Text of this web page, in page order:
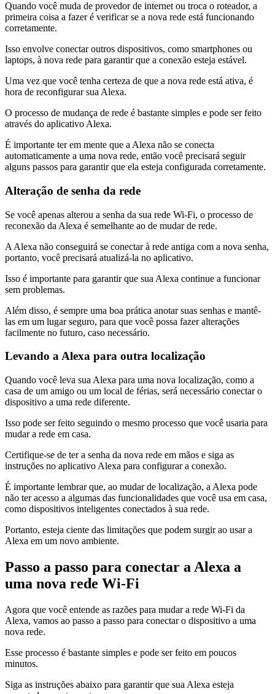
Quando você muda de provedor de internet ou troca o roteador, a
primeira coisa a fazer é verificar se a nova rede está funcionando
corretamente.
Isso envolve conectar outros dispositivos, como smartphones ou
laptops, à nova rede para garantir que a conexão esteja estável.
Uma vez que você tenha certeza de que a nova rede está ativa, é
hora de reconfigurar sua Alexa.
O processo de mudança de rede é bastante simples e pode ser feito
através do aplicativo Alexa.
É importante ter em mente que a Alexa não se conecta
automaticamente a uma nova rede, então você precisará seguir
alguns passos para garantir que ela esteja configurada corretamente.
Alteração de senha da rede
Se você apenas alterou a senha da sua rede Wi-Fi, o processo de
reconexão da Alexa é semelhante ao de mudar de rede.
A Alexa não conseguirá se conectar à rede antiga com a nova senha,
portanto, você precisará atualizá-la no aplicativo.
Isso é importante para garantir que sua Alexa continue a funcionar
sem problemas.
Além disso, é sempre uma boa prática anotar suas senhas e mantê-
las em um lugar seguro, para que você possa fazer alterações
facilmente no futuro, caso necessário.
Levando a Alexa para outra localização
Quando você leva sua Alexa para uma nova localização, como a
casa de um amigo ou um local de férias, será necessário conectar o
dispositivo a uma rede diferente.
Isso pode ser feito seguindo o mesmo processo que você usaria para
mudar a rede em casa.
Certifique-se de ter a senha da nova rede em mãos e siga as
instruções no aplicativo Alexa para configurar a conexão.
É importante lembrar que, ao mudar de localização, a Alexa pode
não ter acesso a algumas das funcionalidades que você usa em casa,
como dispositivos inteligentes conectados à sua rede.
Portanto, esteja ciente das limitações que podem surgir ao usar a
Alexa em um novo ambiente.
Passo a passo para conectar a Alexa a
uma nova rede Wi-Fi
Agora que você entende as razões para mudar a rede Wi-Fi da
Alexa, vamos ao passo a passo para conectar o dispositivo a uma
nova rede.
Esse processo é bastante simples e pode ser feito em poucos
minutos.
Siga as instruções abaixo para garantir que sua Alexa esteja